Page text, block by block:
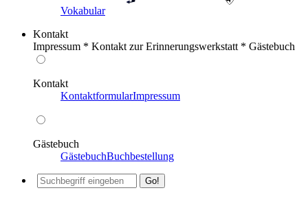
Vokabular
Kontakt
Impressum * Kontakt zur Erinnerungswerkstatt * Gästebuch
Kontakt
KontaktformularImpressum
Gästebuch
GästebuchBuchbestellung